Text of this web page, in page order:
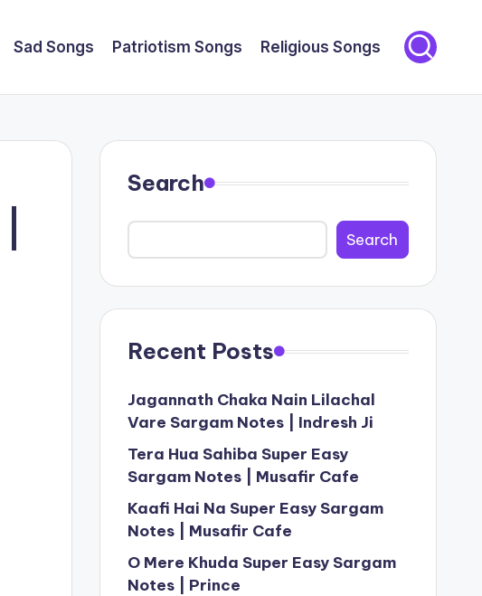
Sad Songs Patriotism Songs Religious Songs
Search
Search
Recent Posts
Jagannath Chaka Nain Lilachal
Vare Sargam Notes | Indresh Ji
Tera Hua Sahiba Super Easy
Sargam Notes | Musafir Cafe
Kaafi Hai Na Super Easy Sargam
Notes | Musafir Cafe
O Mere Khuda Super Easy Sargam
Notes | Prince